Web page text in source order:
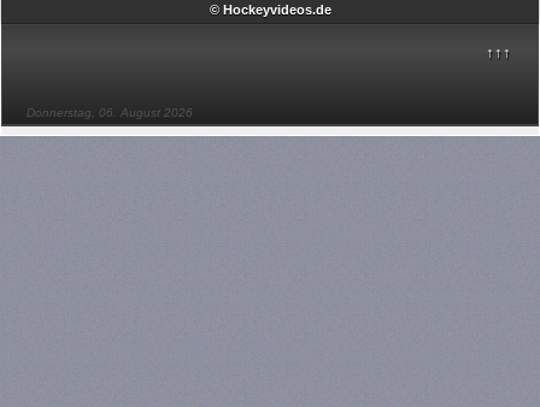
© Hockeyvideos.de
↑↑↑
Donnerstag, 06. August 2026